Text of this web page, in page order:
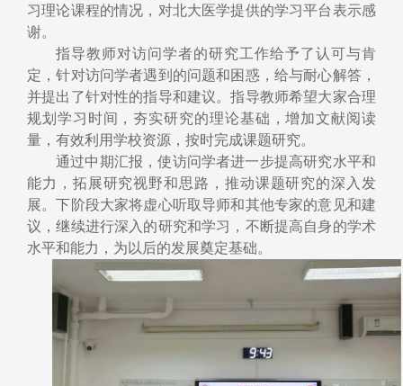
习理论课程的情况，对北大医学提供的学习平台表示感
谢。
指导教师对访问学者的研究工作给予了认可与肯
定，针对访问学者遇到的问题和困惑，给与耐心解答，
并提出了针对性的指导和建议。指导教师希望大家合理
规划学习时间，夯实研究的理论基础，增加文献阅读
量，有效利用学校资源，按时完成课题研究。
通过中期汇报，使访问学者进一步提高研究水平和
能力，拓展研究视野和思路，推动课题研究的深入发
展。下阶段大家将虚心听取导师和其他专家的意见和建
议，继续进行深入的研究和学习，不断提高自身的学术
水平和能力 ，为以后的发展奠定基础。